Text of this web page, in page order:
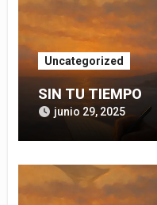
Uncategorized
SIN TU TIEMPO
junio 29, 2025